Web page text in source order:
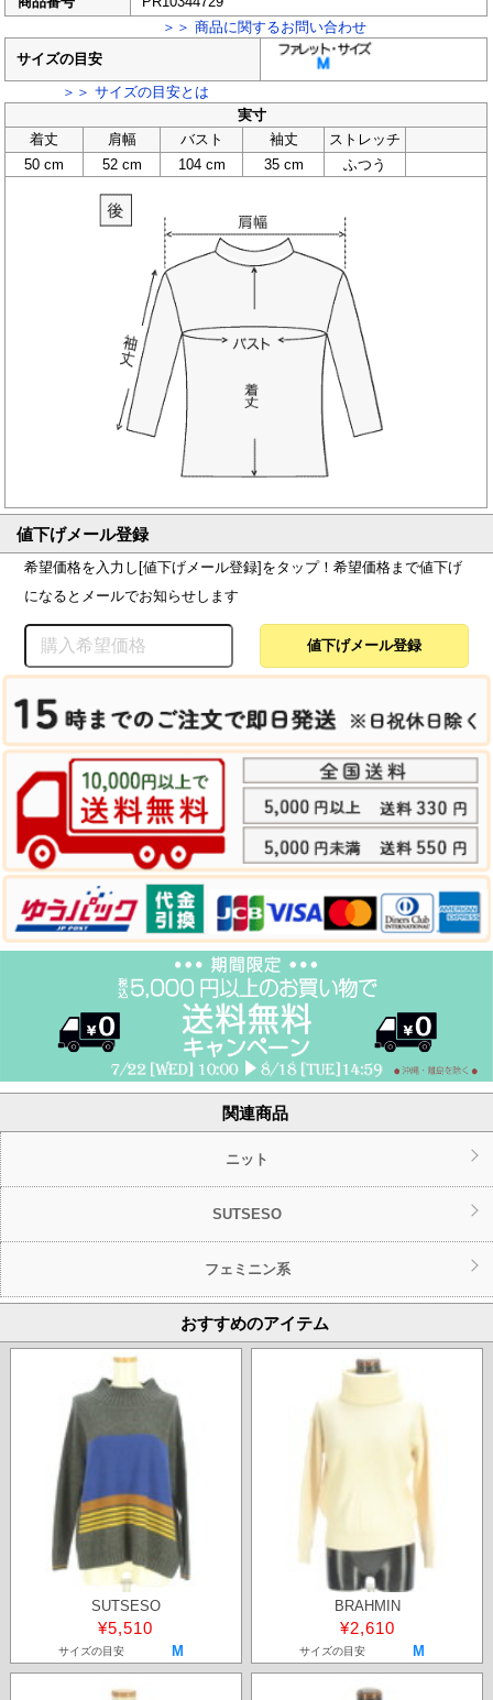
＞＞ 商品に関するお問い合わせ
サイズの目安
＞＞ サイズの目安とは
実寸
着丈
肩幅 バスト 袖丈
ストレッチ
50 cm
52 cm 104 cm 35 cm ふつう
値下げメール登録
希望価格を入力し[値下げメール登録]をタップ！希望価格まで値下げ
になるとメールでお知らせします
関連商品
ニット
SUTSESO
フェミニン系
おすすめのアイテム
SUTSESO
¥5,510
サイズの目安 M
BRAHMIN
¥2,610
サイズの目安 M